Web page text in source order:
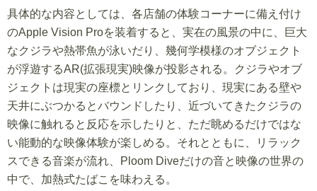
具体的な内容としては、各店舗の体験コーナーに備え付け
のApple Vision Proを装着すると、実在の風景の中に、巨大
なクジラや熱帯魚が泳いだり、幾何学模様のオブジェクト
が浮遊するAR(拡張現実)映像が投影される。クジラやオブ
ジェクトは現実の座標とリンクしており、現実にある壁や
天井にぶつかるとバウンドしたり、近づいてきたクジラの
映像に触れると反応を示したりと、ただ眺めるだけではな
い能動的な映像体験が楽しめる。それとともに、リラック
スできる音楽が流れ、Ploom Diveだけの音と映像の世界の
中で、加熱式たばこを味わえる。